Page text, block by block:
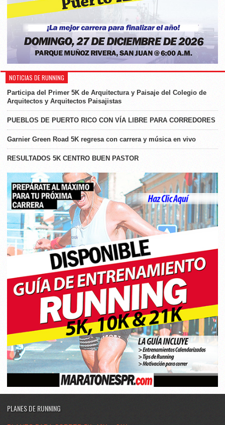
NOTICIAS DE RUNNING
Participa del Primer 5K de Arquitectura y Paisaje del Colegio de
Arquitectos y Arquitectos Paisajistas
PUEBLOS DE PUERTO RICO CON VÍA LIBRE PARA CORREDORES
Garnier Green Road 5K regresa con carrera y música en vivo
RESULTADOS 5K CENTRO BUEN PASTOR
PLANES DE RUNNING